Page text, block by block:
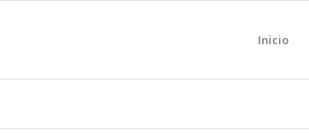
Inicio